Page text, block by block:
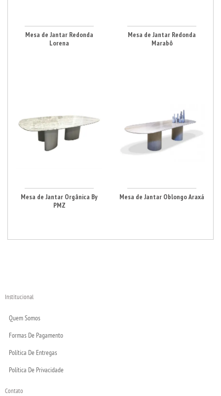
Mesa de Jantar Redonda
Lorena
Mesa de Jantar Redonda
Marabô
Mesa de Jantar Orgânica By
PMZ
Mesa de Jantar Oblongo Araxá
Institucional
Quem Somos
Formas De Pagamento
Política De Entregas
Política De Privacidade
Contato